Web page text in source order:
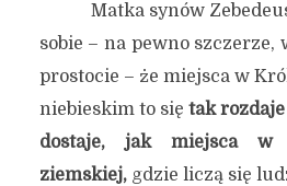
Matka synów
sobie – na pewno szczerze,
prostocie – że miejsca w
niebieskim to się tak
dostaje, jak miejsca w
ziemskiej,gdzie liczą się